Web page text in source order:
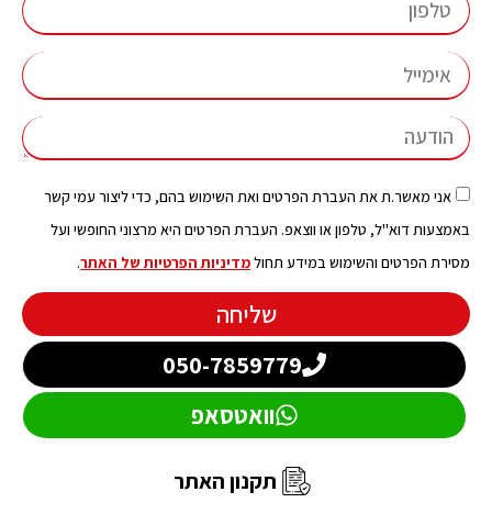
אני מאשר.ת את העברת הפרטים ואת השימוש בהם, כדי ליצור עמי קשר
באמצעות דוא"ל, טלפון או ווצאפ. העברת הפרטים היא מרצוני החופשי ועל
מסירת הפרטים והשימוש במידע תחולמדיניות הפרטיות של האתר.
שליחה
050-7859779
וואטסאפ
תקנון האתר